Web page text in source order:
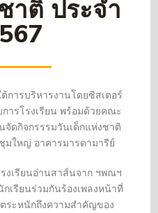
าติ ประจำ
การบริหารงานโดยซิสเตอร์
รโรงเรียน พร้อมด้วยคณะ
ดกิจกรรรมวันเด็กแห่งชาติ
ใหญ่ อาคารมารดามารีย์
งเรียนอ่านสาส์นจาก ฯพณฯ
รียนร่วมกันร้องเพลงหน้าที่
ระหนักถึงความสำคัญของ